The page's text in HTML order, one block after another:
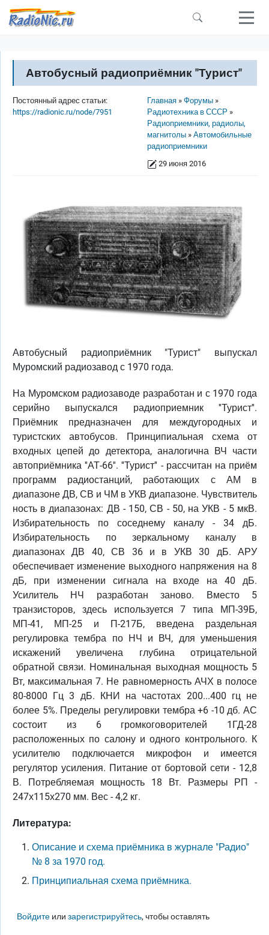
Перейти к основному содержанию
Автобусный радиоприёмник "Турист"
Строка навигации
Главная
Форумы
Радиотехника в СССР
Радиоприемники, радиолы,
магнитолы
Автомобильные
радиоприемники
29 июня 2016
Постоянный адрес статьи:
https://radionic.ru/node/7951
Автобусный радиоприёмник "Турист" выпускал
Муромский радиозавод с 1970 года.
На Муромском радиозаводе разработан и с 1970 года
серийно выпускался радиоприемник ''Турист''.
Приёмник предназначен для междугородных и
туристских автобусов. Принципиальная схема от
входных цепей до детектора, аналогична ВЧ части
автоприёмника ''АТ-66''. ''Турист'' - рассчитан на приём
программ радиостанций, работающих с АМ в
диапазоне ДВ, СВ и ЧМ в УКВ диапазоне. Чувствитель
ность в диапазонах: ДВ - 150, СВ - 50, на УКВ - 5 мкВ.
Избирательность по соседнему каналу - 34 дБ.
Избирательность по зеркальному каналу в
диапазонах ДВ 40, СВ 36 и в УКВ 30 дБ. АРУ
обеспечивает изменение выходного напряжения на 8
дБ, при изменении сигнала на входе на 40 дБ.
Усилитель НЧ разработан заново. Вместо 5
транзисторов, здесь используется 7 типа МП-39Б,
МП-41, МП-25 и П-217Б, введена раздельная
регулировка тембра по НЧ и ВЧ, для уменьшения
искажений увеличена глубина отрицательной
обратной связи. Номинальная выходная мощность 5
Вт, максимальная 7. Не равномерность АЧХ в полосе
80-8000 Гц 3 дБ. КНИ на частотах 200...400 гц не
более 5%. Пределы регулировки тембра +6 -10 дб. АС
состоит из 6 громкоговорителей 1ГД-28
расположенных по салону и одного контрольного. К
усилителю подключается микрофон и имеется
регулятор усиления. Питание от бортовой сети - 12,8
В. Потребляемая мощность 18 Вт. Размеры РП -
247х115х270 мм. Вес - 4,2 кг.
Литература:
Описание и схема приёмника в журнале "Радио"
№ 8 за 1970 год.
Принципиальная схема приёмника.
Войдите илизарегистрируйтесь, чтобы оставлять